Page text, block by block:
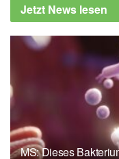
Jetzt News lesen
MS: Dieses